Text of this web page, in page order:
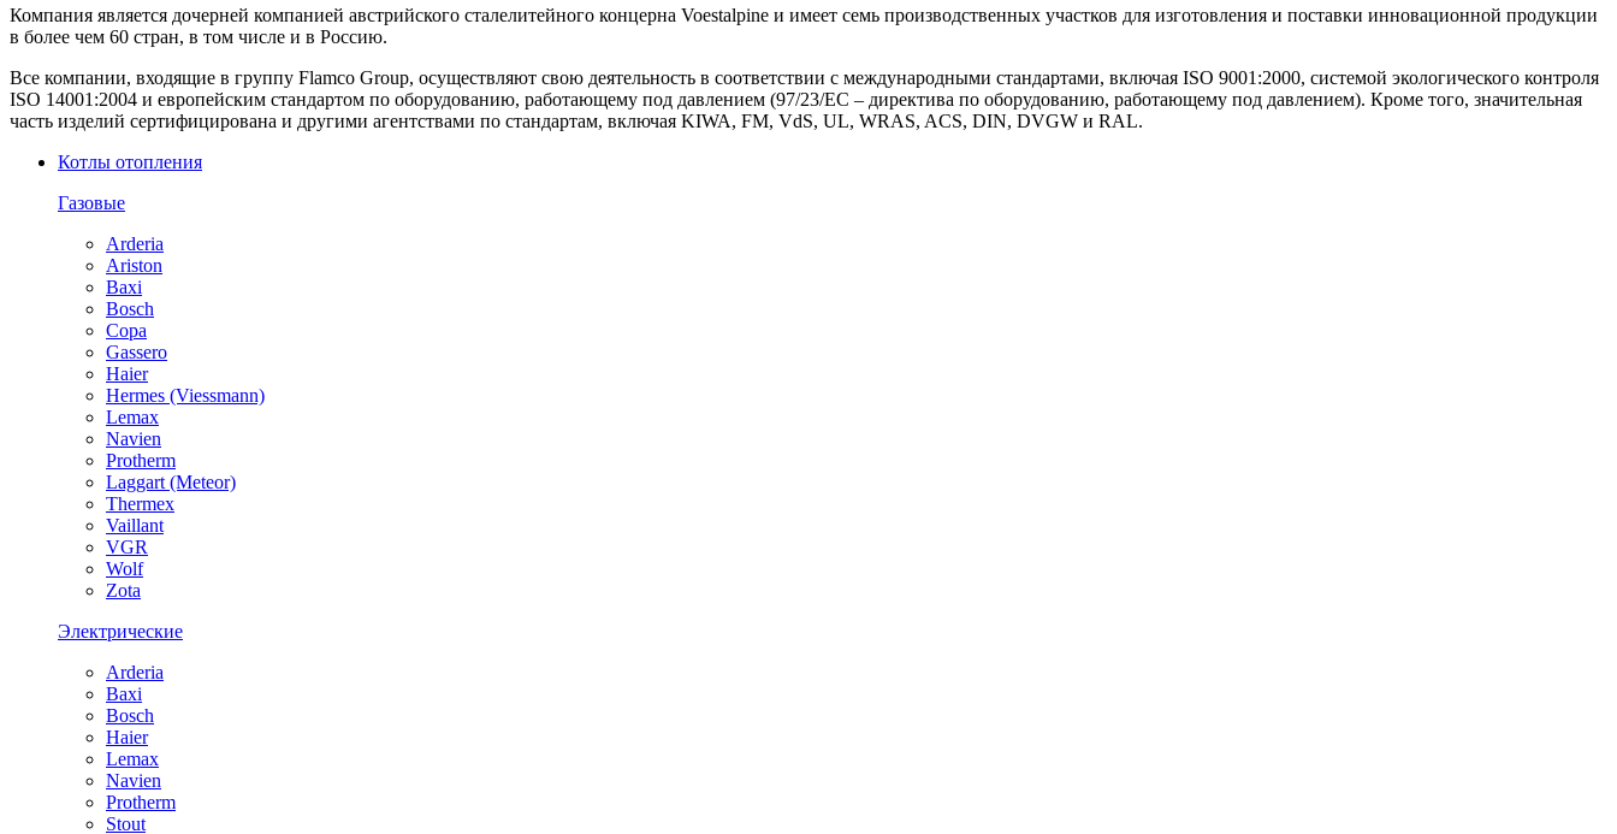
Компания является дочерней компанией австрийского сталелитейного концерна Voestalpine и имеет семь производственных участков для изготовления и поставки инновационной продукции
в более чем 60 стран, в том числе и в Россию.
Все компании, входящие в группу Flamco Group, осуществляют свою деятельность в соответствии с международными стандартами, включая ISO 9001:2000, системой экологического контроля
ISO 14001:2004 и европейским стандартом по оборудованию, работающему под давлением (97/23/EC – директива по оборудованию, работающему под давлением). Кроме того, значительная
часть изделий сертифицирована и другими агентствами по стандартам, включая KIWA, FM, VdS, UL, WRAS, ACS, DIN, DVGW и RAL.
Котлы отопления
Газовые
Arderia
Ariston
Baxi
Bosch
Copa
Gassero
Haier
Hermes (Viessmann)
Lemax
Navien
Protherm
Laggart (Meteor)
Thermex
Vaillant
VGR
Wolf
Zota
Электрические
Arderia
Baxi
Bosch
Haier
Lemax
Navien
Protherm
Stout